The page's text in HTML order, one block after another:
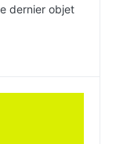
dernier objet